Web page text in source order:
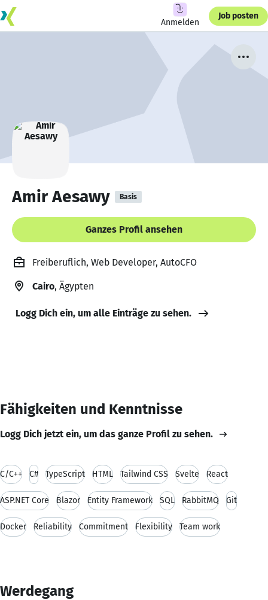
Anmelden
Job posten
Amir Aesawy Basis
Ganzes Profil ansehen
Freiberuflich, Web Developer, AutoCFO
Cairo, Ägypten
Logg Dich ein, um alle Einträge zu sehen.
Fähigkeiten und Kenntnisse
Logg Dich jetzt ein, um das ganze Profil zu sehen.
C/C++ C# TypeScript HTML Tailwind CSS Svelte React
ASP.NET Core Blazor Entity Framework SQL RabbitMQ Git
Docker Reliability Commitment Flexibility Team work
Werdegang